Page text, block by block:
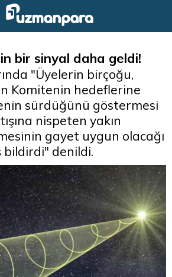
bir sinyal daha geldi!
"Üyelerin birçoğu,
Komitenin hedeflerine
sürdüğünü göstermesi
nispeten yakın
gayet uygun olacağı
bildirdi" denildi.